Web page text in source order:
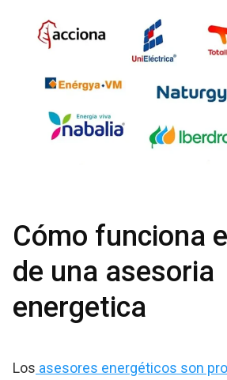
Cómo funciona
de una asesoria
energetica
Los asesores energéticos son